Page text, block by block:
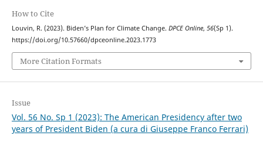
How to Cite
Louvin, R. (2023). Biden’s Plan for Climate Change. DPCE Online, 56(Sp 1).
https://doi.org/10.57660/dpceonline.2023.1773
More Citation Formats
Issue
Vol. 56 No. Sp 1 (2023): The American Presidency after two
years of President Biden (a cura di Giuseppe Franco Ferrari)